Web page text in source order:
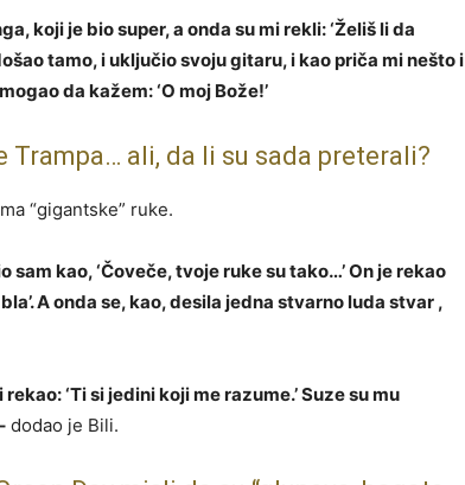
koji je bio super, a onda su mi rekli: ‘Želiš li da
tamo, i uključio svoju gitaru, i kao priča mi nešto i
da kažem: ‘O moj Bože!’
Trampa… ali, da li su sada preterali?
“gigantske” ruke.
sam kao, ‘Čoveče, tvoje ruke su tako…’ On je rekao
A onda se, kao, desila jedna stvarno luda stvar ,
‘Ti si jedini koji me razume.’ Suze su mu
dodao je Bili.